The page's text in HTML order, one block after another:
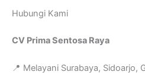
Hubungi Kami
CV Prima Sentosa Raya
📍 Melayani Surabaya, Sidoarjo,